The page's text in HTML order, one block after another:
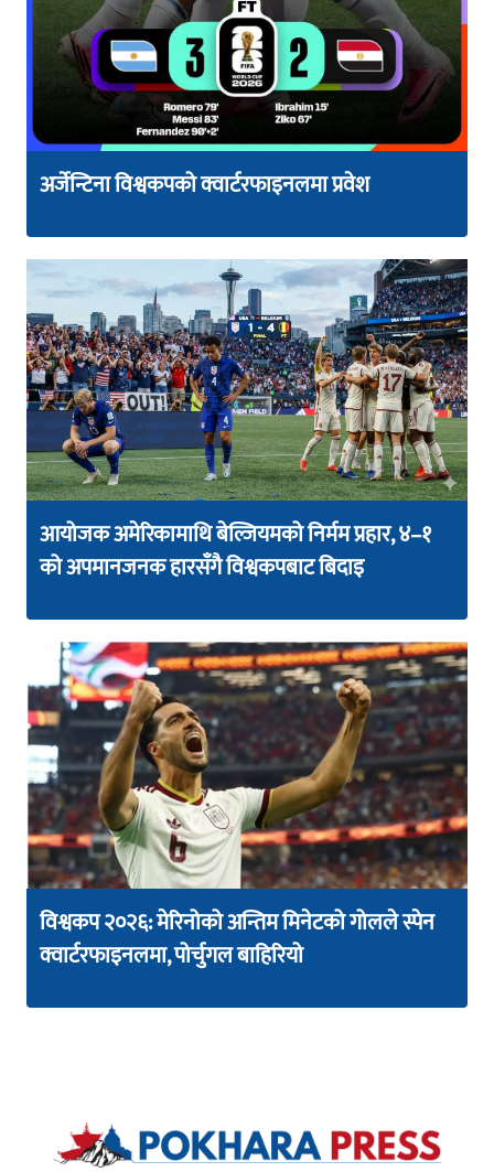
अर्जेन्टिना विश्वकपको क्वार्टरफाइनलमा प्रवेश
आयोजक अमेरिकामाथि बेल्जियमको निर्मम प्रहार, ४–१
को अपमानजनक हारसँगै विश्वकपबाट बिदाइ
विश्वकप २०२६: मेरिनोको अन्तिम मिनेटको गोलले स्पेन
क्वार्टरफाइनलमा, पोर्चुगल बाहिरियो